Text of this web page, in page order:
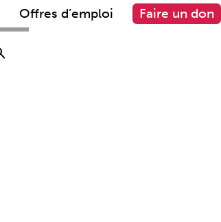
Offres d’emploi Faire un don